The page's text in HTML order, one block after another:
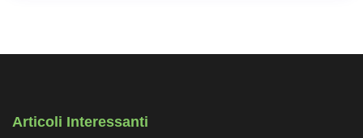
Articoli Interessanti